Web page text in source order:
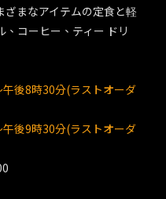
ざまなアイテムの定食と軽
コーヒー、ティー ドリ
後8時30分(ラストオーダ
後9時30分(ラストオーダ